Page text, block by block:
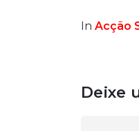
In Acção
Deixe